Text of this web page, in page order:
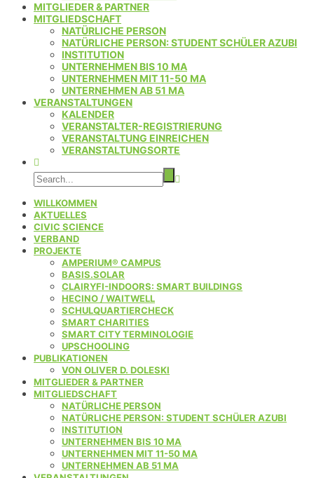
MITGLIEDER & PARTNER
MITGLIEDSCHAFT
NATÜRLICHE PERSON
NATÜRLICHE PERSON: STUDENT SCHÜLER AZUBI
INSTITUTION
UNTERNEHMEN BIS 10 MA
UNTERNEHMEN MIT 11-50 MA
UNTERNEHMEN AB 51 MA
VERANSTALTUNGEN
KALENDER
VERANSTALTER-REGISTRIERUNG
VERANSTALTUNG EINREICHEN
VERANSTALTUNGSORTE
WILLKOMMEN
AKTUELLES
CIVIC SCIENCE
VERBAND
PROJEKTE
AMPERIUM® CAMPUS
BASIS.SOLAR
CLAIRYFI-INDOORS: SMART BUILDINGS
HECINO / WAITWELL
SCHULQUARTIERCHECK
SMART CHARITIES
SMART CITY TERMINOLOGIE
UPSCHOOLING
PUBLIKATIONEN
VON OLIVER D. DOLESKI
MITGLIEDER & PARTNER
MITGLIEDSCHAFT
NATÜRLICHE PERSON
NATÜRLICHE PERSON: STUDENT SCHÜLER AZUBI
INSTITUTION
UNTERNEHMEN BIS 10 MA
UNTERNEHMEN MIT 11-50 MA
UNTERNEHMEN AB 51 MA